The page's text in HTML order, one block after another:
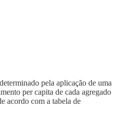
pela aplicação de uma
per capita de cada agregado
acordo com a tabela de